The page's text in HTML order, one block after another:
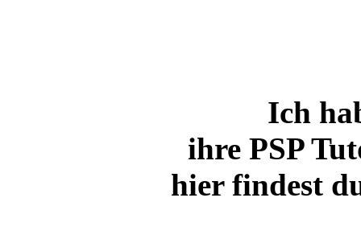
Ich
ihre PSP
hier findest